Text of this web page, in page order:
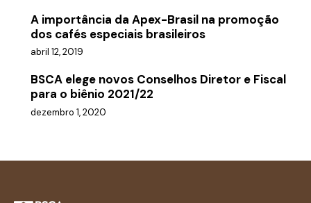
A importância da Apex-Brasil na promoção
dos cafés especiais brasileiros
abril 12, 2019
BSCA elege novos Conselhos Diretor e Fiscal
para o biênio 2021/22
dezembro 1, 2020